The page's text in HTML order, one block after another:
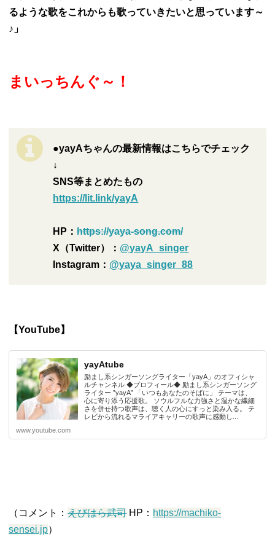
るような歌をこれからも歌っていきたいと思っています～
♪」
まいっちんぐ～！
●yayAちゃんの最新情報はこちらでチェック
↓
SNS等まとめたもの
https://lit.link/yayA
HP：https://yaya-song.com/
X（Twitter）： @yayA_singer
Instagram： @yaya_singer_88
【YouTube】
yayAtube
励まし系シンガーソングライター「yayA」のオフィシャ
ルチャンネル ◆プロフィール◆ 励まし系シンガーソング
ライター ”yayA” 「いつもあなたのそばに」 テーマは、
心に寄り添う応援歌。 ソウルフルな力強さと温かな繊細
さを併せ持つ歌声は、聴く人の心にすっと染み入る。 テ
レビから流れるマライアキャリーの歌声に感動し...
www.youtube.com
（コメント：えびはら武司HP： https://machiko-
sensei.jp）